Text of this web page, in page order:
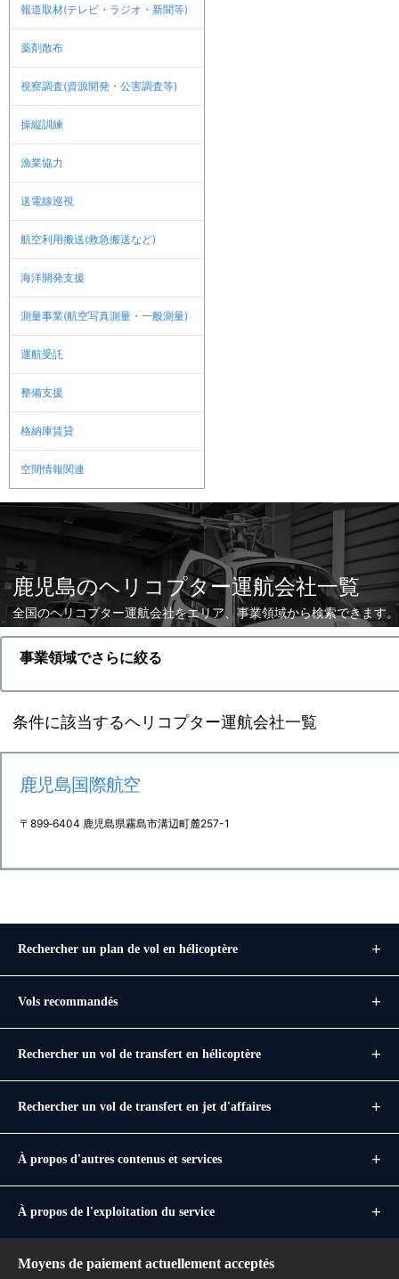
報道取材(テレビ・ラジオ・新聞等)
薬剤散布
視察調査(資源開発・公害調査等)
操縦訓練
漁業協力
送電線巡視
航空利用搬送(救急搬送など)
海洋開発支援
測量事業(航空写真測量・一般測量)
運航受託
整備支援
格納庫賃貸
空間情報関連
鹿児島のヘリコプター運航会社一覧
全国のヘリコプター運航会社をエリア、事業領域から検索できます。
事業領域でさらに絞る
条件に該当するヘリコプター運航会社一覧
鹿児島国際航空
〒899‐6404 鹿児島県霧島市溝辺町麓257-1
Rechercher un plan de vol en hélicoptère
Vols recommandés
Rechercher un vol de transfert en hélicoptère
Rechercher un vol de transfert en jet d'affaires
À propos d'autres contenus et services
À propos de l'exploitation du service
Moyens de paiement actuellement acceptés